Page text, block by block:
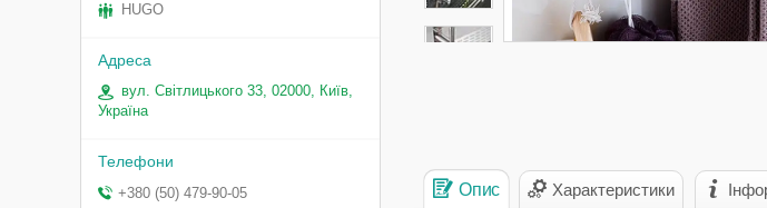
Опис Характеристики
HUGO
вул. Світлицького 33, 02000, Київ,
Україна
+380 (50) 479-90-05